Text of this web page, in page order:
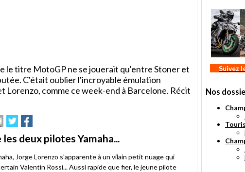
le titre MotoGP ne se jouerait qu'entre Stoner et
C'était oublier l'incroyable émulation
Lorenzo, comme ce week-end à Barcelone. Récit
EnvoyerPartager
sur
Twitter
sur
Facebook
deux pilotes Yamaha...
Jorge Lorenzo s'apparente à un vilain petit nuage qui
Valentin Rossi... Aussi rapide que fier, le jeune pilote
Suivez
Nos